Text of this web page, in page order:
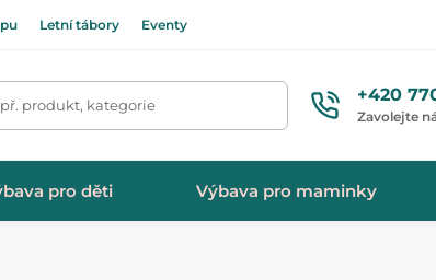
Letní tábory Eventy
produkt, kategorie +420
Zavolejte
pro děti Výbava pro maminky